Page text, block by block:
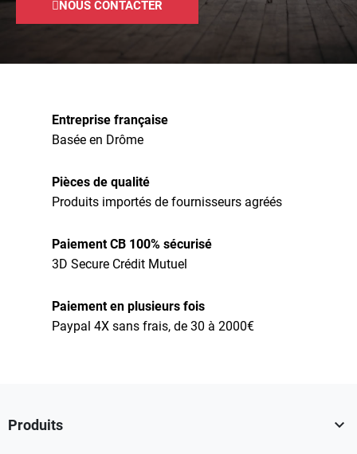
NOUS CONTACTER
Entreprise française
Basée en Drôme
Pièces de qualité
Produits importés de fournisseurs agréés
Paiement CB 100% sécurisé
3D Secure Crédit Mutuel
Paiement en plusieurs fois
Paypal 4X sans frais, de 30 à 2000€
Produits 